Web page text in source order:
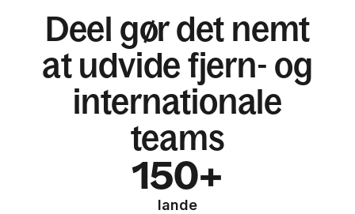
Deel gør det nemt
at udvide fjern- og
internationale
teams
150+
lande